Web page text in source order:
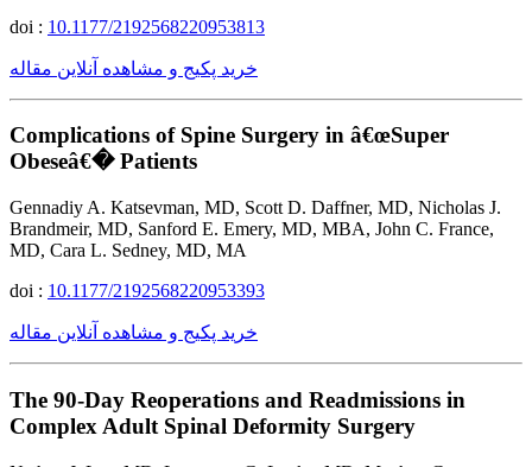
doi : 10.1177/2192568220953813
خرید پکیج و مشاهده آنلاین مقاله
Complications of Spine Surgery in â€œSuper
Obeseâ€� Patients
Gennadiy A. Katsevman, MD, Scott D. Daffner, MD, Nicholas J.
Brandmeir, MD, Sanford E. Emery, MD, MBA, John C. France,
MD, Cara L. Sedney, MD, MA
doi : 10.1177/2192568220953393
خرید پکیج و مشاهده آنلاین مقاله
The 90-Day Reoperations and Readmissions in
Complex Adult Spinal Deformity Surgery